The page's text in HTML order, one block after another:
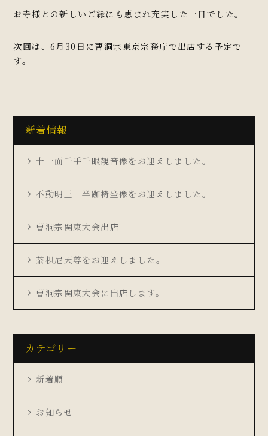
お寺様との新しいご縁にも恵まれ充実した一日でした。
次回は、6月30日に曹洞宗東京宗務庁で出店する予定で
す。
新着情報
十一面千手千眼観音像をお迎えしました。
不動明王 半跏椅坐像をお迎えしました。
曹洞宗関東大会出店
荼枳尼天尊をお迎えしました。
曹洞宗関東大会に出店します。
カテゴリー
新着順
お知らせ